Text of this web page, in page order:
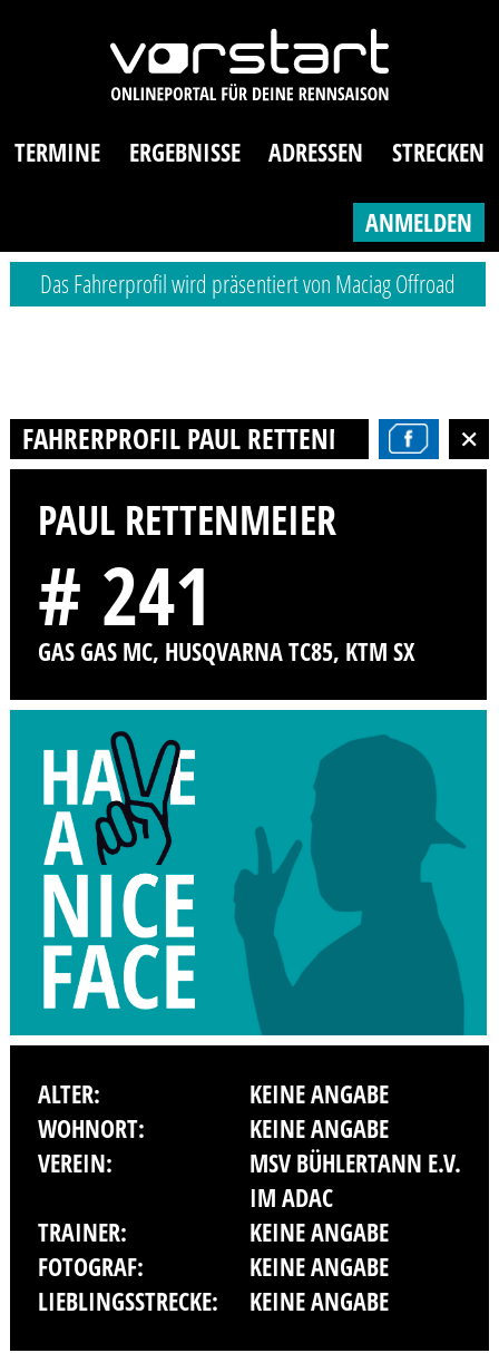
TERMINE ERGEBNISSE ADRESSEN STRECKEN
ANMELDEN
Das Fahrerprofil wird präsentiert von Maciag Offroad
FAHRERPROFIL PAUL RETTENMEIER
PAUL RETTENMEIER
# 241
GAS GAS MC, HUSQVARNA TC85, KTM SX
ALTER:
KEINE ANGABE
WOHNORT:
KEINE ANGABE
VEREIN:
MSV BÜHLERTANN E.V.
IM ADAC
TRAINER:
KEINE ANGABE
FOTOGRAF:
KEINE ANGABE
LIEBLINGSSTRECKE:
KEINE ANGABE